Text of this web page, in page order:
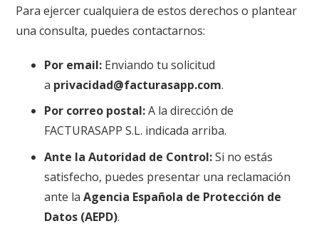
Para ejercer cualquiera de estos derechos o plantear
una consulta, puedes contactarnos:
Por email: Enviando tu solicitud
a privacidad@facturasapp.com.
Por correo postal:A la dirección de
FACTURASAPP S.L. indicada arriba.
Ante la Autoridad de Control:Si no estás
satisfecho, puedes presentar una reclamación
ante laAgencia Española de Protección de
Datos (AEPD).